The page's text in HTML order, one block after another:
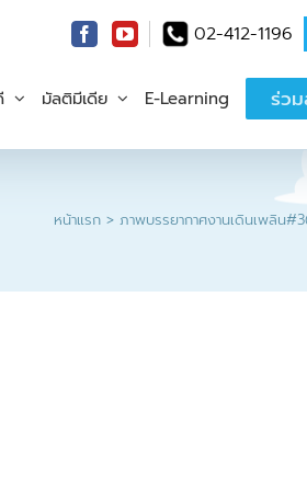
02-412-1196
มัลติมีเดีย E-Learning ร่ว
หน้าแรก ภาพบรรยากาศงานเดินเพลิน